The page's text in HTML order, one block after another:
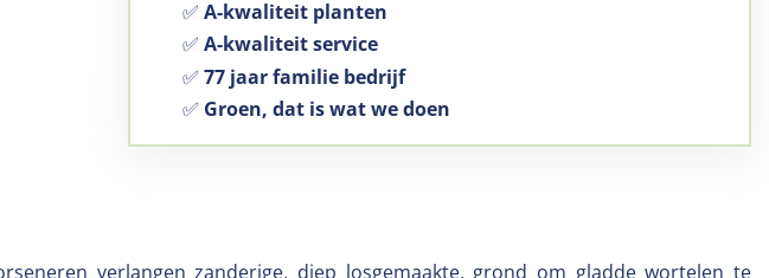
✅ A-kwaliteit planten
✅ A-kwaliteit service
✅ 77 jaar familie bedrijf
✅ Groen, dat is wat we doen
verlangen zanderige, diep losgemaakte, grond om gladde wortelen te